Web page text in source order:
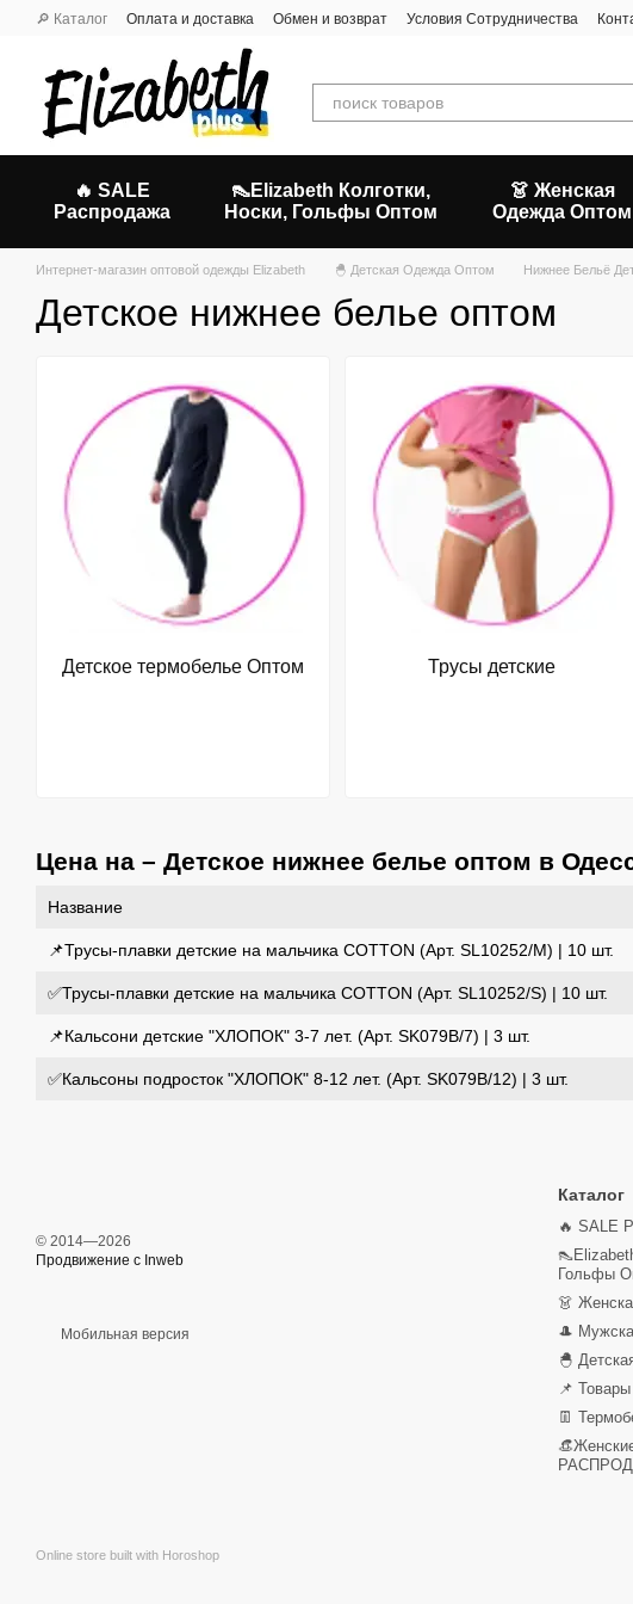
Перейти к основному контенту
🔎 Каталог Оплата и доставка Обмен и возврат Условия Сотрудничества
🔥 SALE
Распродажа
👠Elizabeth Колготки,
Носки, Гольфы Оптом
👗 Женская
Одежда Оптом
Интернет-магазин оптовой одежды Elizabeth 🐣 Детская Одежда Оптом Нижнее Бельё
Детское нижнее белье оптом
Цена на – Детское нижнее белье оптом в
Название
📌Трусы-плавки детские на мальчика COTTON (Арт. SL10252/M) | 10 шт.
✅Трусы-плавки детские на мальчика COTTON (Арт. SL10252/S) | 10 шт.
📌Кальсони детские "ХЛОПОК" 3-7 лет. (Арт. SK079B/7) | 3 шт.
✅Кальсоны подросток "ХЛОПОК" 8-12 лет. (Арт. SK079B/12) | 3 шт.
Детское термобелье Оптом Трусы детские
© 2014—2026
Продвижение с Inweb
Мобильная версия
Online store built with Horoshop
Каталог
🔥 SALE
Гольфы
👗
🎩
🐣
📌
👖